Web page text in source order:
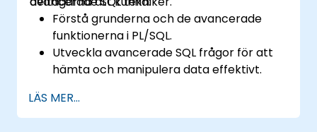
Förstå grunderna och de avancerade
funktionerna i PL/SQL.
Utveckla avancerade SQL frågor för att
hämta och manipulera data effektivt.
programmeringskonstruktioner för att
hantera data- och databasoperationer.
LÄS MER...